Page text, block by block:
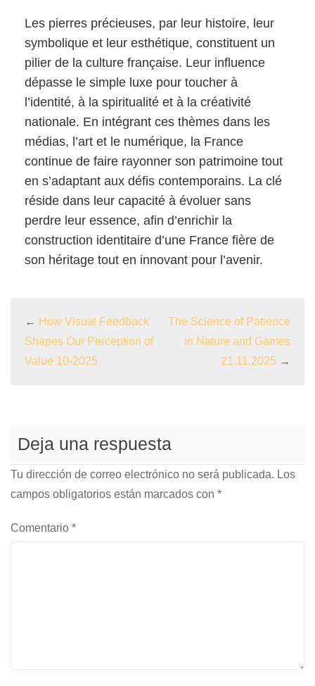
Les pierres précieuses, par leur histoire, leur
symbolique et leur esthétique, constituent un
pilier de la culture française. Leur influence
dépasse le simple luxe pour toucher à
l’identité, à la spiritualité et à la créativité
nationale. En intégrant ces thèmes dans les
médias, l’art et le numérique, la France
continue de faire rayonner son patrimoine tout
en s’adaptant aux défis contemporains. La clé
réside dans leur capacité à évoluer sans
perdre leur essence, afin d’enrichir la
construction identitaire d’une France fière de
son héritage tout en innovant pour l’avenir.
← How Visual Feedback
Shapes Our Perception of
Value 10-2025
The Science of Patience
in Nature and Games
21.11.2025 →
Deja una respuesta
Tu dirección de correo electrónico no será publicada. Los
campos obligatorios están marcados con *
Comentario *